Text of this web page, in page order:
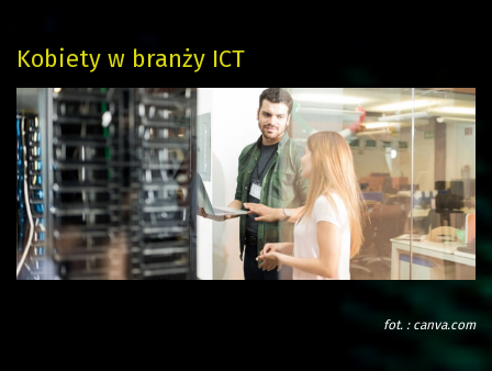
Kobiety w branży ICT
fot. : canva.com